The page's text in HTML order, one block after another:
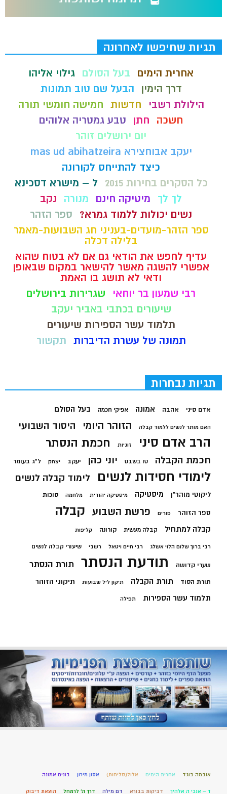
תגיות שחיפשו לאחרונה
אחרית הימים בעל הסולם גילוי אליהו
דרך הימין
הבעל שם טוב תמונות
הילולת רשבי
חדשות חמישה חומשי תורה
חשכה
חתן
טבע גמטריה אלוהים
יום ירושלים זוהר
יעקב אבוחצירא mas ud abihatzeira
כיצד להתייחס לקורונה
כל הסקרים בחירות 2015
ל – מישרא דסכינא
לך לך
מיטיקה חינם מנורה
נקב
נשים יכולות ללמוד גמרא?
ספר הזהר
ספר הזהר-מועדים-בעניני חג השבועות-מאמר
בלילה דכלה
עדיף לחפש את הודאי גם אם לא בטוח שהוא
אפשרי להשגה מאשר להישאר במקום שבאופן
ודאי לא תושג בו האמת
רבי שמעון בר יוחאי
שגרירות בירושלים
שיעורים בכתבי באביר יעקב
תלמוד עשר הספירות שיעורים
תמונה של עשרת הדיברות תקשור
תגיות נבחרות
אדם סיני אהבה אמונה אפיקי חכמה בעל הסולם
האם מותר לנשים ללמוד קבלה הזוהר היומי היסוד השבועי
הרב אדם סיני זוגיות חכמת הנסתר
חכמת הקבלה טו בשבט יוני כהן יעקב יצחק ל"ג בעומר
לימודי חסידות לנשים לימוד קבלה לנשים
ליקוטי מוהר"ן מיסטיקה מיסטיקה יהודית מלחמה סוכות
ספר הזוהר פורים פרשת השבוע קבלה
קבלה למתחיל קבלה מעשית קורונה קליפות
רבי ברוך שלום הלוי אשלג רבי חיים ויטאל רשבי שיעורי קבלה לנשים
שערי קדושה תודעת הנסתר תורת הנסתר
תורת הסוד תורת הקבלה תיקון ליל שבועות תיקוני הזוהר
תלמוד עשר הספירות תפילה
אובמה בוגד אחרית הימים אלול(סליחות) אסון מירון בונים אמונה
ד – אנכי ה אלהיך דביקות בבורא דם מילה דרך ה' לרמחל הוצאת דיבוק